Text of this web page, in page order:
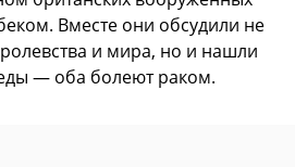
Вместе они обсудили не
и мира, но и нашли
— оба болеют раком.